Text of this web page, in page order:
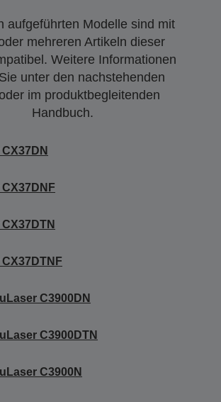
aufgeführten Modelle sind mit
mehreren Artikeln dieser
Weitere Informationen
unter den nachstehenden
im produktbegleitenden
Handbuch.
C3900DN
C3900DTN
C3900N